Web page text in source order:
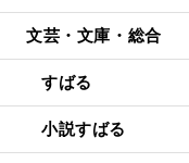
文芸・文庫・総合
すばる
小説すばる